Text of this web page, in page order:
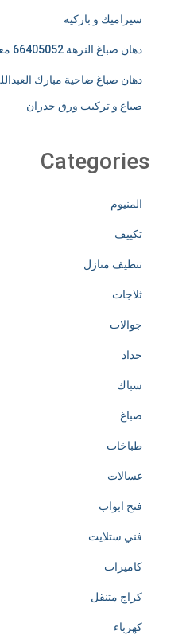
سيراميك و باركيه
دهان صباغ النزهة 66405052 معلم صباغ و تركيب ورق جدران
صباغ و تركيب ورق جدران
Categories
المنيوم
تكييف
تنظيف منازل
ثلاجات
جوالات
حداد
سباك
صباغ
طباخات
غسالات
فتح ابواب
فني ستلايت
كاميرات
كراج متنقل
كهرباء